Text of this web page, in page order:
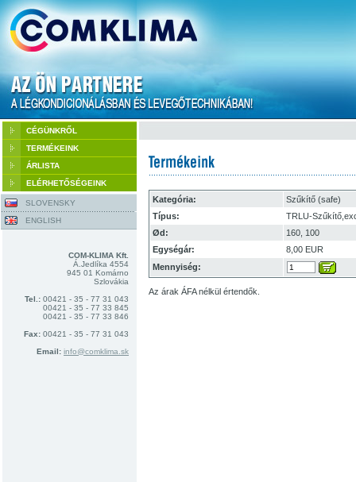
CÉGÜNKRŐL
TERMÉKEINK
ÁRLISTA
ELÉRHETŐSÉGEINK
SLOVENSKY
ENGLISH
COM-KLIMA Kft.
Á.Jedlíka 4554
945 01 Komárno
Szlovákia
Tel.: 00421 - 35 - 77 31 043
00421 - 35 - 77 33 845
00421 - 35 - 77 33 846
Fax: 00421 - 35 - 77 31 043
Email: info@comklima.sk
Kategória:
Szűkítő (safe)
Típus:
TRLU-
Ød:
160, 100
Egységár:
8,00 EUR
Mennyiség:
Az árak ÁFA nélkül értendők.